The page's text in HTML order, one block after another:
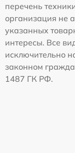
перечень
организация не
указанных
интересы. Все
исключительно
законном
1487 ГК РФ.